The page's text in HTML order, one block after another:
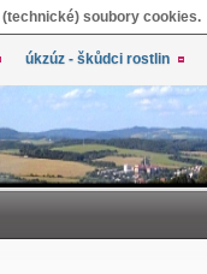
soubory cookies.
úkzúz - škůdci rostlin